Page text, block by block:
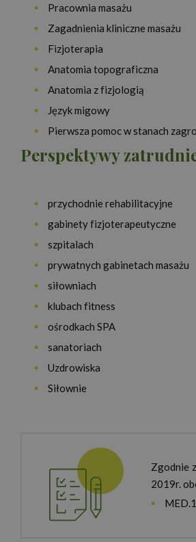
Pracownia masażu
Zagadnienia kliniczne masażu
Fizjoterapia
Anatomia topograficzna
Anatomia z fizjologią
Język migowy
Pierwsza pomoc w stanach
Perspektywy
przychodnie rehabilitacyjne
gabinety fizjoterapeutyczne
szpitalach
prywatnych gabinetach masażu
siłowniach
klubach fitness
ośrodkach SPA
sanatoriach
Uzdrowiska
Siłownie
Zgodnie
2019r.